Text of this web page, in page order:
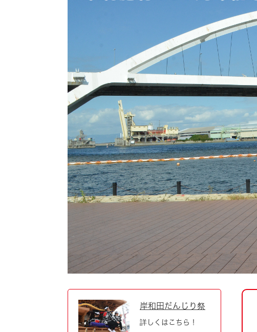
おくやみ
地域コミュニティ・ボラン
ティア・協働
道路・河川・交通
国際交流
とじる
本
岸和田だんじり祭
詳しくはこちら！